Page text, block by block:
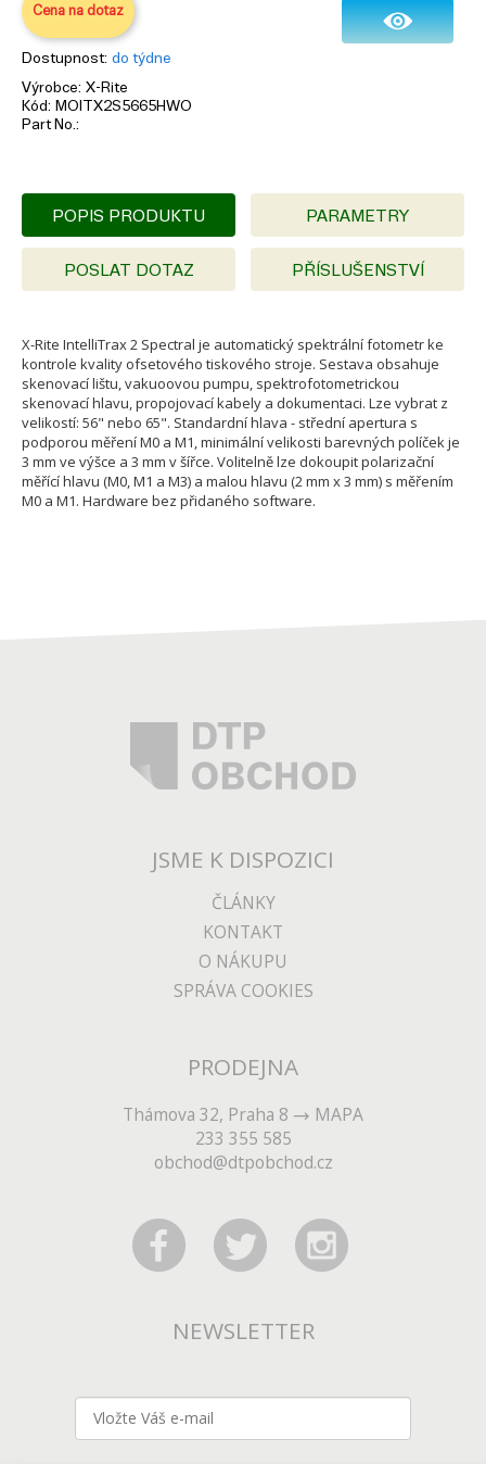
Cena na dotaz
Dostupnost do týdne
Výrobce X-Rite
Kód
MOITX2S5665HWO
Part No.
POPIS PRODUKTU PARAMETRY
POSLAT DOTAZ PŘÍSLUŠENSTVÍ
X-Rite IntelliTrax 2 Spectral je automatický spektrální fotometr ke
kontrole kvality ofsetového tiskového stroje. Sestava obsahuje
skenovací lištu, vakuoovou pumpu, spektrofotometrickou
skenovací hlavu, propojovací kabely a dokumentaci. Lze vybrat z
velikostí: 56" nebo 65". Standardní hlava - střední apertura s
podporou měření M0 a M1, minimální velikosti barevných políček je
3 mm ve výšce a 3 mm v šířce. Volitelně lze dokoupit polarizační
měřící hlavu (M0, M1 a M3) a malou hlavu (2 mm x 3 mm) s měřením
M0 a M1. Hardware bez přidaného software.
JSME K DISPOZICI
ČLÁNKY
KONTAKT
O NÁKUPU
SPRÁVA COOKIES
PRODEJNA
Thámova 32, Praha 8
MAPA
233 355 585
obchod@dtpobchod.cz
NEWSLETTER